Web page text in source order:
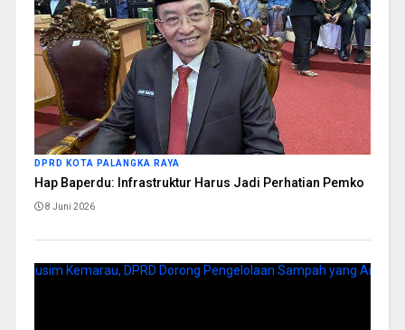
DPRD KOTA PALANGKA RAYA
Hap Baperdu: Infrastruktur Harus Jadi Perhatian Pemko
8 Juni 2026